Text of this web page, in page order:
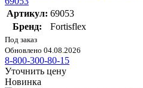
Артикул: 69053
Бренд:
Fortisflex
Под заказ
Обновлено 04.08.2026
8-800-300-80-15
Уточнить цену
Новинка